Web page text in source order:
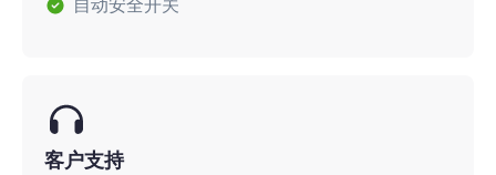
自动安全开关
客户支持